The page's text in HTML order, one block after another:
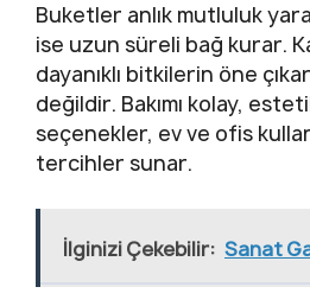
Buketler anlık mutluluk
ise uzun süreli bağ kurar.
dayanıklı bitkilerin öne
değildir. Bakımı kolay,
seçenekler, ev ve ofis
tercihler sunar.
İlginizi Çekebilir: Sanat